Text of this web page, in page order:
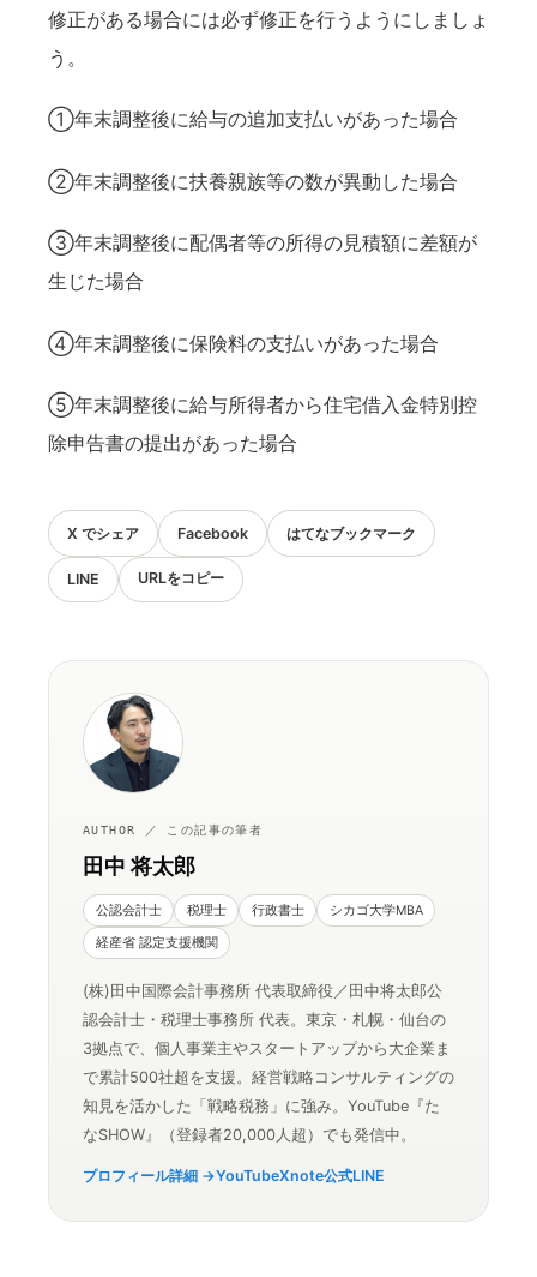
修正がある場合には必ず修正を行うようにしましょ
う。
①年末調整後に給与の追加支払いがあった場合
②年末調整後に扶養親族等の数が異動した場合
③年末調整後に配偶者等の所得の見積額に差額が
生じた場合
④年末調整後に保険料の支払いがあった場合
⑤年末調整後に給与所得者から住宅借入金特別控
除申告書の提出があった場合
X でシェア Facebook はてなブックマーク
LINE URLをコピー
AUTHOR ／ この記事の筆者
田中 将太郎
公認会計士 税理士 行政書士 シカゴ大学MBA
経産省 認定支援機関
(株)田中国際会計事務所 代表取締役／田中将太郎公
認会計士・税理士事務所 代表。東京・札幌・仙台の
3拠点で、個人事業主やスタートアップから大企業ま
で累計500社超を支援。経営戦略コンサルティングの
知見を活かした「戦略税務」に強み。YouTube『た
なSHOW』（登録者20,000人超）でも発信中。
プロフィール詳細 →YouTubeXnote公式LINE